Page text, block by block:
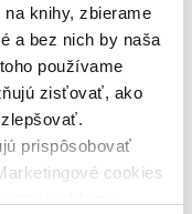
knihy, zbierame
a bez nich by naša
používame
zisťovať, ako
prispôsobovať
cookies
dostupná (bez
- výborný stav
čítaná - mierne
titulov)čítané verzie